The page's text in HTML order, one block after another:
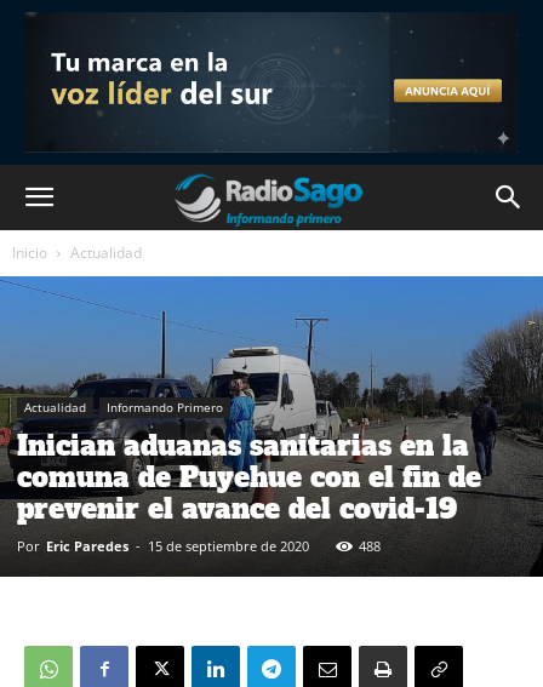
Inicio Actualidad
Actualidad Informando Primero
Inician aduanas sanitarias en la
comuna de Puyehue con el fin de
prevenir el avance del covid-19
Por Eric Paredes - 15 de septiembre de 2020 488